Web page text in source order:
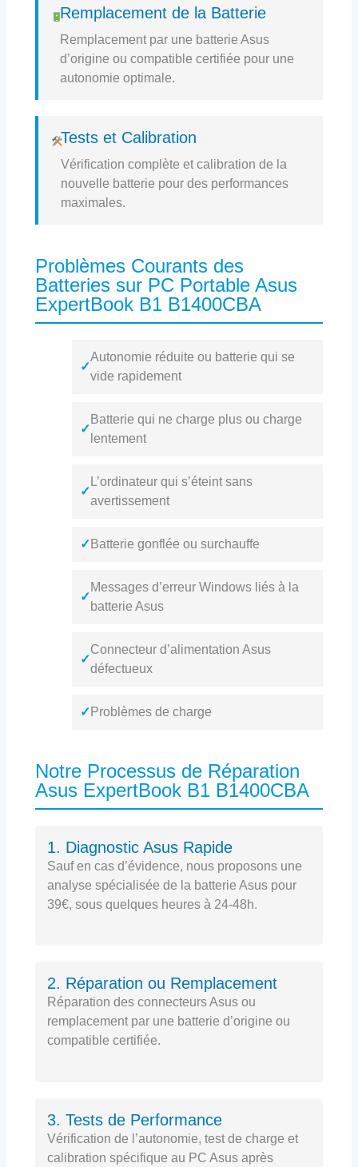
Remplacement de la Batterie
Remplacement par une batterie Asus
d’origine ou compatible certifiée pour une
autonomie optimale.
Tests et Calibration
Vérification complète et calibration de la
nouvelle batterie pour des performances
maximales.
Problèmes Courants des
Batteries sur PC Portable Asus
ExpertBook B1 B1400CBA
✓
Autonomie réduite ou batterie qui se
vide rapidement
✓
Batterie qui ne charge plus ou charge
lentement
✓
L’ordinateur qui s’éteint sans
avertissement
✓ Batterie gonflée ou surchauffe
✓
Messages d’erreur Windows liés à la
batterie Asus
✓
Connecteur d’alimentation Asus
défectueux
✓ Problèmes de charge
Notre Processus de Réparation
Asus ExpertBook B1 B1400CBA
1. Diagnostic Asus Rapide
Sauf en cas d’évidence, nous proposons une
analyse spécialisée de la batterie Asus pour
39€, sous quelques heures à 24-48h.
2. Réparation ou Remplacement
Réparation des connecteurs Asus ou
remplacement par une batterie d’origine ou
compatible certifiée.
3. Tests de Performance
Vérification de l’autonomie, test de charge et
calibration spécifique au PC Asus après